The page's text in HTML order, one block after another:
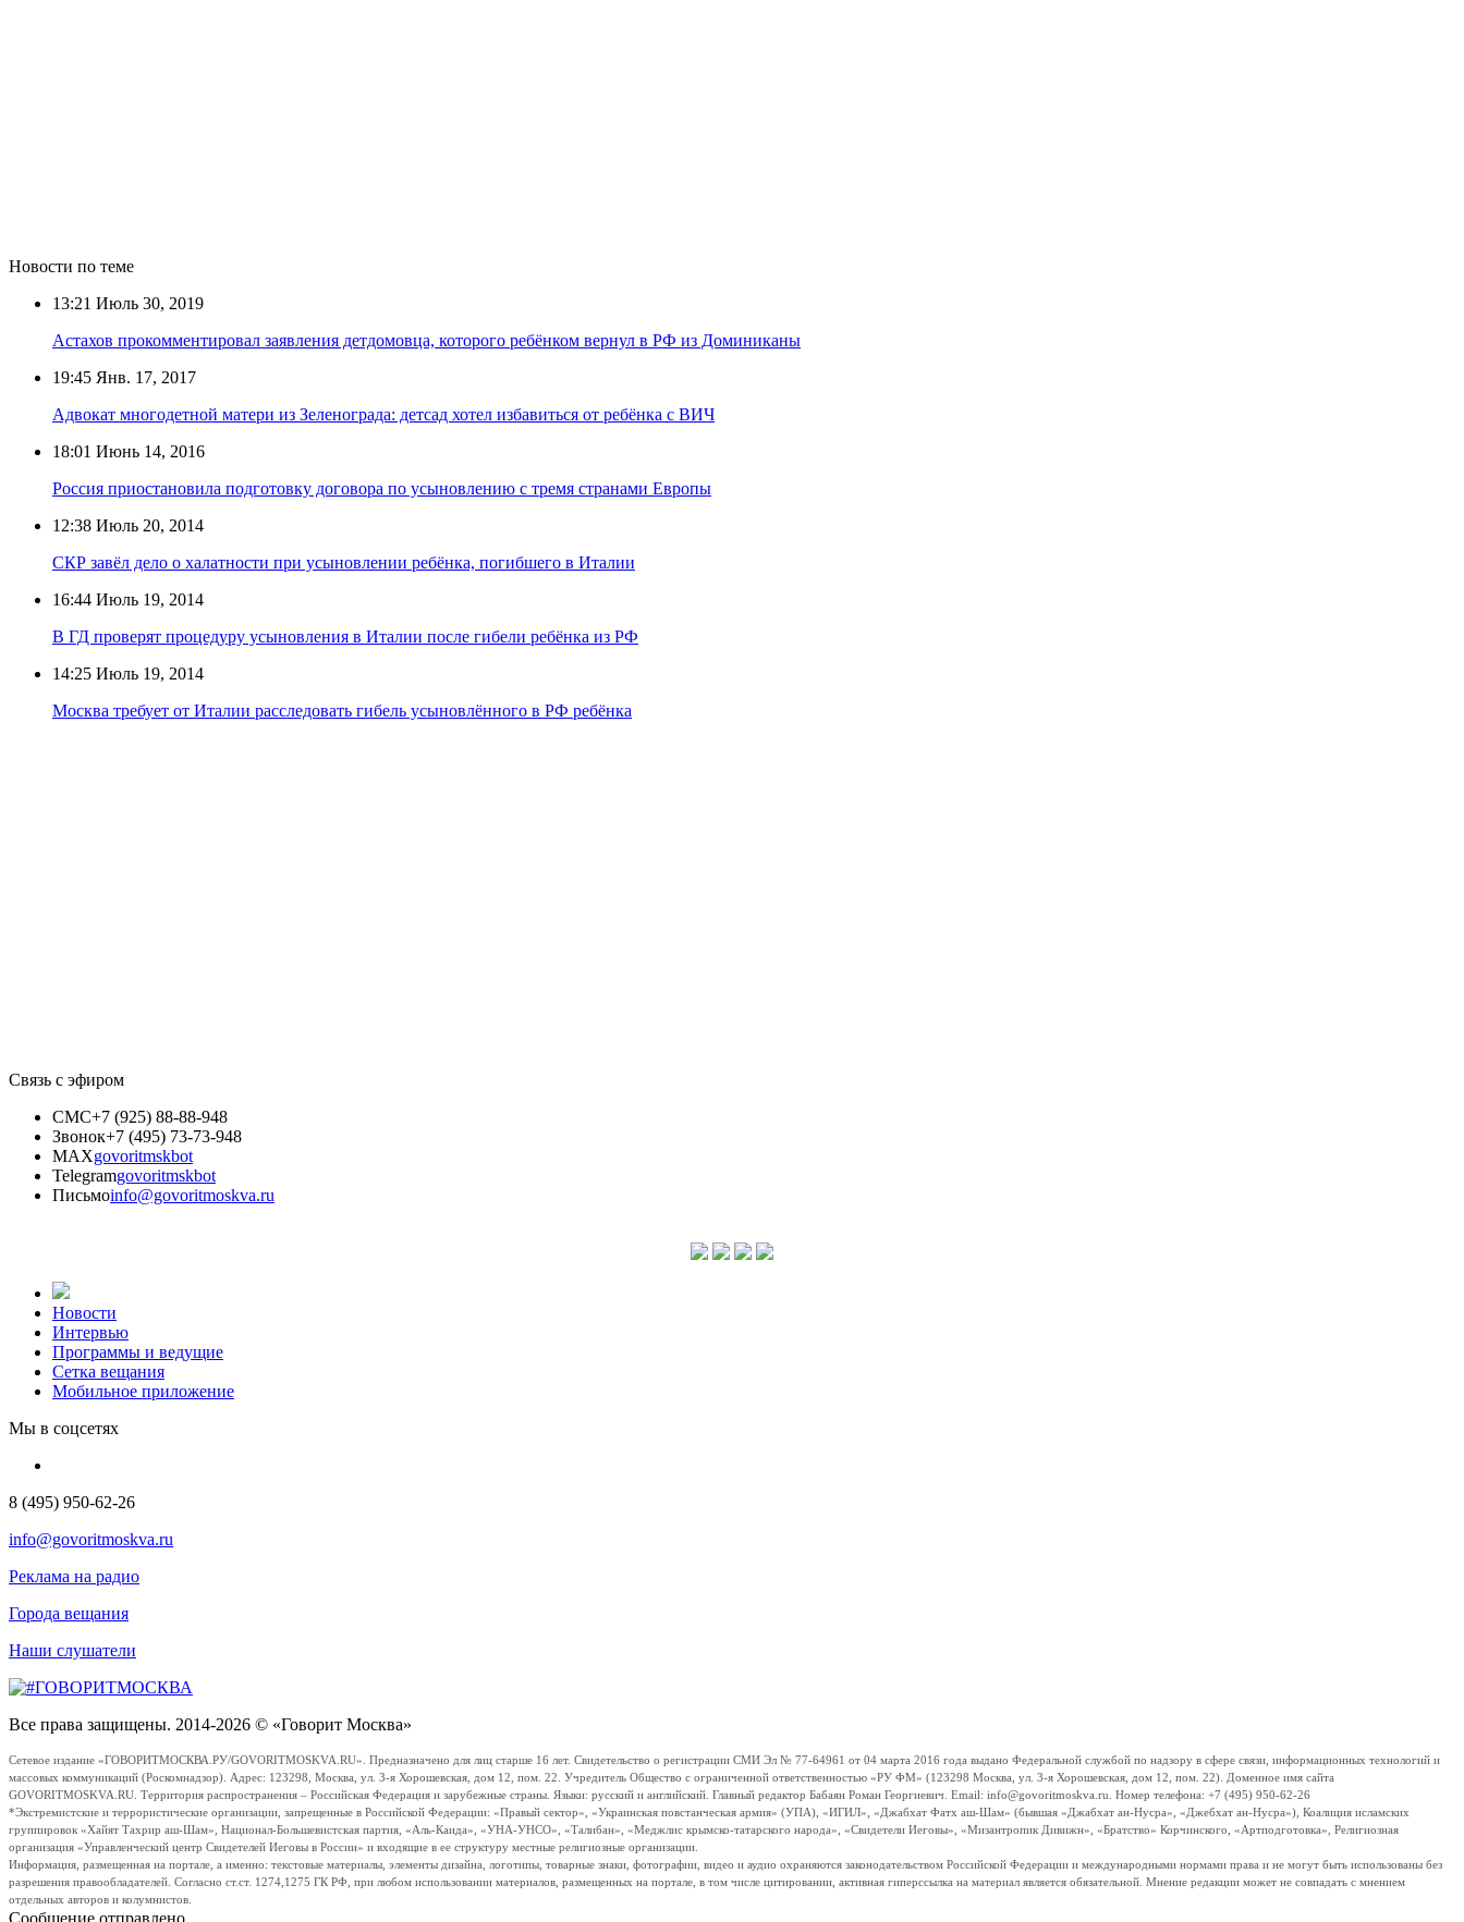
Новости по теме
13:21 Июль 30, 2019
Астахов прокомментировал заявления детдомовца, которого ребёнком вернул в РФ из Доминиканы
19:45 Янв. 17, 2017
Адвокат многодетной матери из Зеленограда: детсад хотел избавиться от ребёнка с ВИЧ
18:01 Июнь 14, 2016
Россия приостановила подготовку договора по усыновлению с тремя странами Европы
12:38 Июль 20, 2014
СКР завёл дело о халатности при усыновлении ребёнка, погибшего в Италии
16:44 Июль 19, 2014
В ГД проверят процедуру усыновления в Италии после гибели ребёнка из РФ
14:25 Июль 19, 2014
Москва требует от Италии расследовать гибель усыновлённого в РФ ребёнка
Связь с эфиром
СМС+7 (925) 88-88-948
Звонок+7 (495) 73-73-948
MAXgovoritmskbot
Telegramgovoritmskbot
Письмоinfo@govoritmoskva.ru
Новости
Интервью
Программы и ведущие
Сетка вещания
Мобильное приложение
Мы в соцсетях
8 (495) 950-62-26
info@govoritmoskva.ru
Реклама на радио
Города вещания
Наши слушатели
Все права защищены. 2014-2026 © «Говорит Москва»
Сетевое издание «ГОВОРИТМОСКВА.РУ/GOVORITMOSKVA.RU». Предназначено для лиц старше 16 лет. Свидетельство о регистрации СМИ Эл № 77-64961 от 04 марта 2016 года выдано Федеральной службой по надзору в сфере связи, информационных технологий и
массовых коммуникаций (Роскомнадзор). Адрес: 123298, Москва, ул. 3-я Хорошевская, дом 12, пом. 22. Учредитель Общество с ограниченной ответственностью «РУ ФМ» (123298 Москва, ул. 3-я Хорошевская, дом 12, пом. 22). Доменное имя сайта
GOVORITMOSKVA.RU. Территория распространения – Российская Федерация и зарубежные страны. Языки: русский и английский. Главный редактор Бабаян Роман Георгиевич. Email: info@govoritmoskva.ru. Номер телефона: +7 (495) 950-62-26
*Экстремистские и террористические организации, запрещенные в Российской Федерации: «Правый сектор», «Украинская повстанческая армия» (УПА), «ИГИЛ», «Джабхат Фатх аш-Шам» (бывшая «Джабхат ан-Нусра», «Джебхат ан-Нусра»), Коалиция исламских
группировок «Хайят Тахрир аш-Шам», Национал-Большевистская партия, «Аль-Каида», «УНА-УНСО», «Талибан», «Меджлис крымско-татарского народа», «Свидетели Иеговы», «Мизантропик Дивижн», «Братство» Корчинского, «Артподготовка», Религиозная
организация «Управленческий центр Свидетелей Иеговы в России» и входящие в ее структуру местные религиозные организации.
Информация, размещенная на портале, а именно: текстовые материалы, элементы дизайна, логотипы, товарные знаки, фотографии, видео и аудио охраняются законодательством Российской Федерации и международными нормами права и не могут быть использованы без
разрешения правообладателей. Согласно ст.ст. 1274,1275 ГК РФ, при любом использовании материалов, размещенных на портале, в том числе цитировании, активная гиперссылка на материал является обязательной. Мнение редакции может не совпадать с мнением
отдельных авторов и колумнистов.
Сообщение отправлено